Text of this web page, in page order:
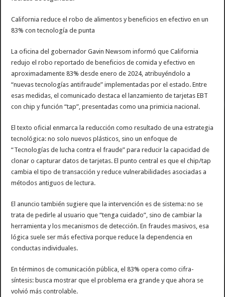
California reduce el robo de alimentos y beneficios en efectivo en un
83% con tecnología de punta
La oficina del gobernador Gavin Newsom informó que California
redujo el robo reportado de beneficios de comida y efectivo en
aproximadamente 83% desde enero de 2024, atribuyéndolo a
“nuevas tecnologías antifraude” implementadas por el estado. Entre
esas medidas, el comunicado destaca el lanzamiento de tarjetas EBT
con chip y función “tap”, presentadas como una primicia nacional.
El texto oficial enmarca la reducción como resultado de una estrategia
tecnológica: no solo nuevos plásticos, sino un enfoque de
“Tecnologías de lucha contra el fraude” para reducir la capacidad de
clonar o capturar datos de tarjetas. El punto central es que el chip/tap
cambia el tipo de transacción y reduce vulnerabilidades asociadas a
métodos antiguos de lectura.
El anuncio también sugiere que la intervención es de sistema: no se
trata de pedirle al usuario que “tenga cuidado”, sino de cambiar la
herramienta y los mecanismos de detección. En fraudes masivos, esa
lógica suele ser más efectiva porque reduce la dependencia en
conductas individuales.
En términos de comunicación pública, el 83% opera como cifra-
síntesis: busca mostrar que el problema era grande y que ahora se
volvió más controlable.